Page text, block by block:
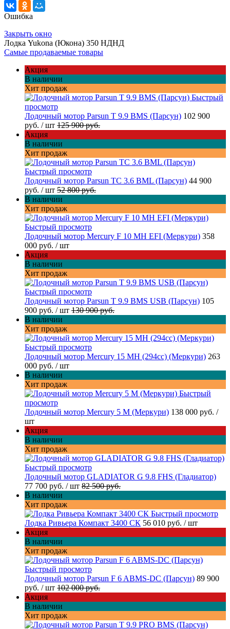
Ошибка
Закрыть окно
Лодка Yukona (Юкона) 350 НДНД
Самые продаваемые товары
Акция
В наличии
Хит продаж
Быстрый
просмотр
Лодочный мотор Parsun T 9.9 BMS (Парсун) 102 900
руб. / шт 125 900 руб.
Акция
В наличии
Хит продаж
Быстрый просмотр
Лодочный мотор Parsun TC 3.6 BML (Парсун) 44 900
руб. / шт 52 800 руб.
В наличии
Хит продаж
Быстрый просмотр
Лодочный мотор Mercury F 10 MH EFI (Меркури) 358
000 руб. / шт
Акция
В наличии
Хит продаж
Быстрый просмотр
Лодочный мотор Parsun T 9.9 BMS USB (Парсун) 105
900 руб. / шт 130 900 руб.
В наличии
Хит продаж
Быстрый просмотр
Лодочный мотор Mercury 15 MH (294cc) (Меркури) 263
000 руб. / шт
В наличии
Хит продаж
Быстрый
просмотр
Лодочный мотор Mercury 5 M (Меркури) 138 000 руб. /
шт
Акция
В наличии
Хит продаж
Быстрый просмотр
Лодочный мотор GLADIATOR G 9.8 FHS (Гладиатор)
77 700 руб. / шт 82 500 руб.
В наличии
Хит продаж
Быстрый просмотр
Лодка Ривьера Компакт 3400 СК 56 010 руб. / шт
Акция
В наличии
Хит продаж
Быстрый просмотр
Лодочный мотор Parsun F 6 ABMS-DC (Парсун) 89 900
руб. / шт 102 000 руб.
Акция
В наличии
Хит продаж